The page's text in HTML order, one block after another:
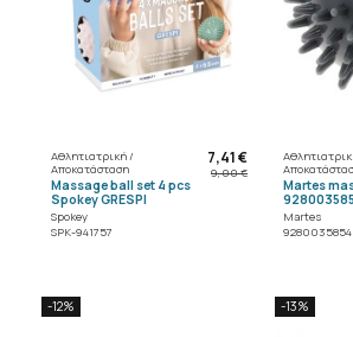
Αθλητιατρική /
Αποκατάσταση
Massage ball set 4 pcs
Spokey GRESPI
Spokey
SPK-941757
7,41 €
9,00 €
Martes
Martes
-12% -13%